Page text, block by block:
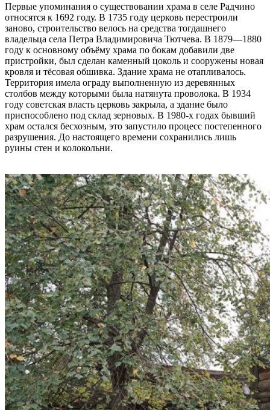
Первые упоминания о существовании храма в селе Радчино
относятся к 1692 году. В 1735 году церковь перестроили
заново, строительство велось на средства тогдашнего
владельца села Петра Владимировича Тютчева. В 1879—1880
году к основному объёму храма по бокам добавили две
пристройки, был сделан каменный цоколь и сооружены новая
кровля и тёсовая обшивка. Здание храма не отапливалось.
Территория имела ограду выполненную из деревянных
столбов между которыми была натянута проволока. В 1934
году советская власть церковь закрыла, а здание было
приспособлено под склад зерновых. В 1980-х годах бывший
храм остался бесхозным, это запустило процесс постепенного
разрушения. До настоящего времени сохранились лишь
руины стен и колокольни.